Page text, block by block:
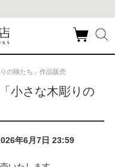
の猫たち」作品販売
小さな木彫りの
年6月7日 23:59